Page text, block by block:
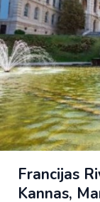
Francijas
Kannas,